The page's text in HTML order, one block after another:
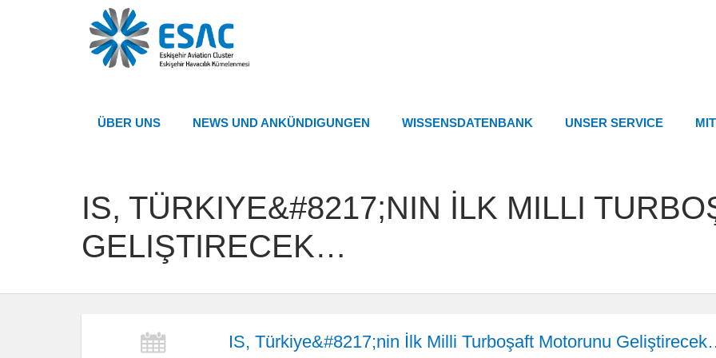
ÜBER UNS NEWS UND ANKÜNDIGUNGEN WISSENSDATENBANK UNSER SERVICE
IS, TÜRKIYE&#8217;NIN İLK MILLI
GELIŞTIRECEK…
IS, Türkiye&#8217;nin İlk Milli Turboşaft Motorunu